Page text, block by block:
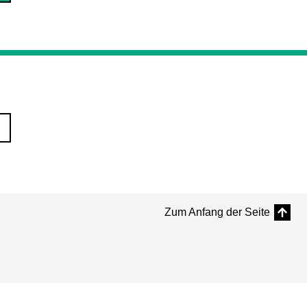
Zum Anfang der Seite